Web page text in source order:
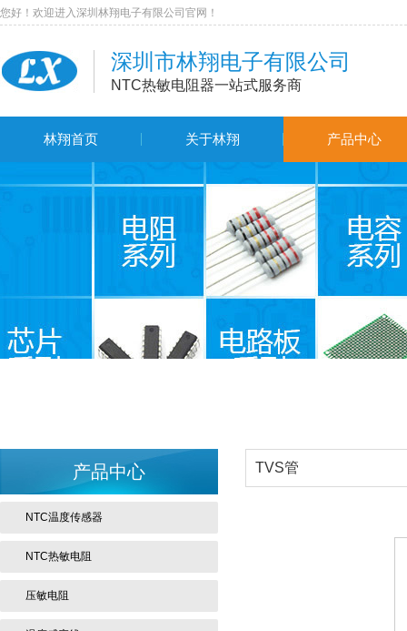
您好！欢迎进入深圳林翔电子有限公司官网！
深圳市林翔电子有限公司
NTC热敏电阻器一站式服务商
林翔首页 关于林翔 产品中心
产品中心
NTC温度传感器
NTC热敏电阻
压敏电阻
TVS管